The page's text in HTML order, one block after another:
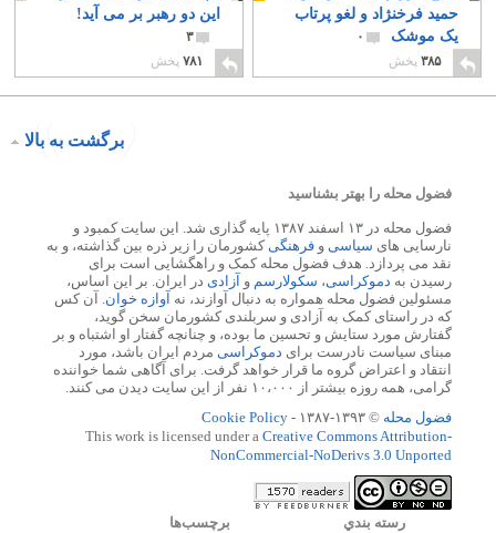
حمید فرخنژاد و لغو پرتاب
یک موشک
۰
۳۸۵ پخش
این دو رهبر بر می آید!
۳
۷۸۱ پخش
برگشت به بالا
فضول محله را بهتر بشناسید
فضول محله در ۱۳ اسفند ۱۳۸۷ پایه گذاری شد. این سایت کمبود و
نارسایی های سیاسی و فرهنگیکشورمان را زیر ذره بین گذاشته، و به
نقد می پردازد. هدف فضول محله کمک و راهگشایی است برای
رسیدن به دموکراسی، سکولارسم و آزادی در ایران. بر این اساس،
مسئولین فضول محله همواره به دنبال آوازند، نه آوازه خوان. آن کس
که در راستای کمک به آزادی و سربلندی کشورمان سخن گوید،
گفتارش مورد ستایش و تحسین ما بوده، و چنانچه گفتار او اشتباه و بر
مبنای سیاست نادرست برای دموکراسی مردم ایران باشد، مورد
انتقاد و اعتراض گروه ما قرار خواهد گرفت. برای آگاهی شما خواننده
گرامی، همه روزه بیشتر از ۱۰،۰۰۰ نفر از این سایت دیدن می کنند.
فضول محله © ۱۳۹۳-۱۳۸۷ -
Cookie Policy
This work is licensed under a Creative Commons Attribution-
NonCommercial-NoDerivs 3.0 Unported
رسته بندي برچسب‌ها